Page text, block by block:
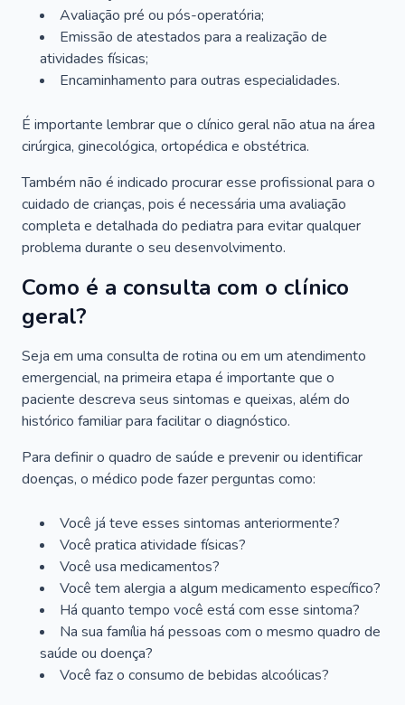
Avaliação pré ou pós-operatória;
Emissão de atestados para a realização de
atividades físicas;
Encaminhamento para outras especialidades.
É importante lembrar que o clínico geral não atua na área
cirúrgica, ginecológica, ortopédica e obstétrica.
Também não é indicado procurar esse profissional para o
cuidado de crianças, pois é necessária uma avaliação
completa e detalhada do pediatra para evitar qualquer
problema durante o seu desenvolvimento.
Como é a consulta com o clínico
geral?
Seja em uma consulta de rotina ou em um atendimento
emergencial, na primeira etapa é importante que o
paciente descreva seus sintomas e queixas, além do
histórico familiar para facilitar o diagnóstico.
Para definir o quadro de saúde e prevenir ou identificar
doenças, o médico pode fazer perguntas como:
Você já teve esses sintomas anteriormente?
Você pratica atividade físicas?
Você usa medicamentos?
Você tem alergia a algum medicamento específico?
Há quanto tempo você está com esse sintoma?
Na sua família há pessoas com o mesmo quadro de
saúde ou doença?
Você faz o consumo de bebidas alcoólicas?